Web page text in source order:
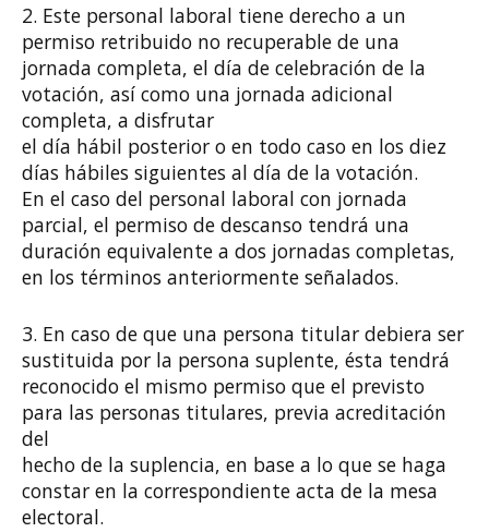
2. Este personal laboral tiene derecho a un
permiso retribuido no recuperable de una
jornada completa, el día de celebración de la
votación, así como una jornada adicional
completa, a disfrutar
el día hábil posterior o en todo caso en los diez
días hábiles siguientes al día de la votación.
En el caso del personal laboral con jornada
parcial, el permiso de descanso tendrá una
duración equivalente a dos jornadas completas,
en los términos anteriormente señalados.
3. En caso de que una persona titular debiera ser
sustituida por la persona suplente, ésta tendrá
reconocido el mismo permiso que el previsto
para las personas titulares, previa acreditación
del
hecho de la suplencia, en base a lo que se haga
constar en la correspondiente acta de la mesa
electoral.